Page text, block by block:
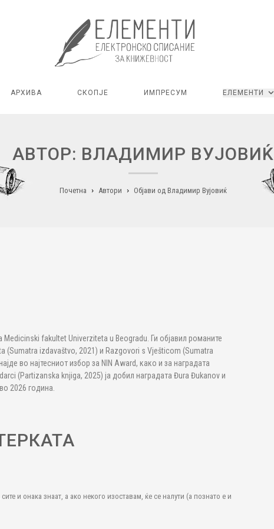
АРХИВА СКОПЈЕ ИМПРЕСУМ ЕЛЕМЕНТИ
АВТОР: ВЛАДИМИР ВУЈОВИЌ
Почетна Автори Објави од Владимир Вујовиќ
fakultet Univerziteta u Beogradu. Ги објавил романите
(Sumatra izdavaštvo, 2021) и Razgovori s Vješticom (Sumatra
во најтесниот избор за NIN Award, како и за наградата
(Partizanska knjiga, 2025) ја добил наградата Đura Đukanov и
2026 година.
и онака знаат, а ако некого изоставам, ќе се налути (а познато е и